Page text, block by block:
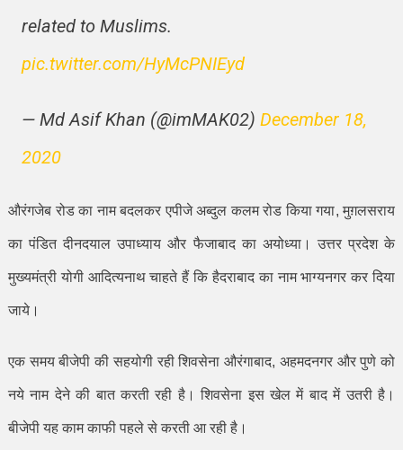
related to Muslims.
pic.twitter.com/HyMcPNIEyd
— Md Asif Khan‏‎‎‎‎‎‎ (@imMAK02) December 18,
2020
औरंगजेब रोड का नाम बदलकर एपीजे अब्दुल कलम रोड किया गया,मुग़लसराय
का पंडित दीनदयाल उपाध्याय और फैजाबाद का अयोध्या। उत्तर प्रदेश के
मुख्यमंत्री योगी आदित्यनाथ चाहते हैं कि हैदराबाद का नाम भाग्यनगर कर दिया
जाये।
एक समय बीजेपी की सहयोगी रही शिवसेना औरंगाबाद, अहमदनगर और पुणे को
नये नाम देने की बात करती रही है। शिवसेना इस खेल में बाद में उतरी है।
बीजेपी यह काम काफी पहले से करती आ रही है।